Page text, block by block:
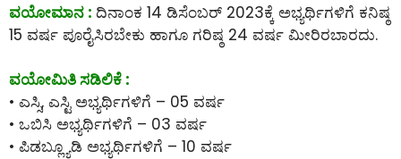
ವಯೋಮಾನ : ದಿನಾಂಕ 14 ಡಿಸೆಂಬರ್ 2023ಕ್ಕೆ ಅಭ್ಯರ್ಥಿಗಳಿಗೆ ಕನಿಷ್ಠ
15 ವರ್ಷ ಪೂರೈಸಿರಬೇಕು ಹಾಗೂ ಗರಿಷ್ಠ 24 ವರ್ಷ ಮೀರಿರಬಾರದು.
ವಯೋಮಿತಿ ಸಡಿಲಿಕೆ :
• ಎಸ್ಸಿ, ಎಸ್ಟಿ ಅಭ್ಯರ್ಥಿಗಳಿಗೆ – 05 ವರ್ಷ
• ಒಬಿಸಿ ಅಭ್ಯರ್ಥಿಗಳಿಗೆ – 03 ವರ್ಷ
• ಪಿಡಬ್ಲ್ಯೂಡಿ ಅಭ್ಯರ್ಥಿಗಳಿಗೆ – 10 ವರ್ಷ